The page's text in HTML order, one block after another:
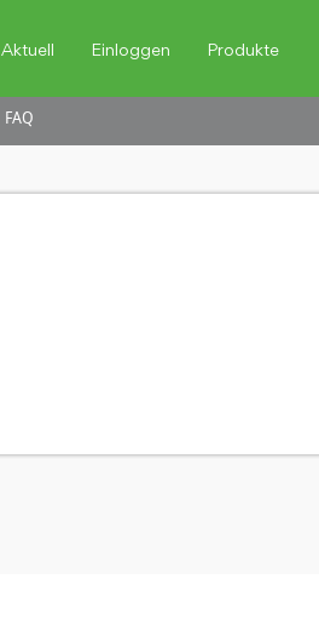
Aktuell Einloggen Produkte
FAQ